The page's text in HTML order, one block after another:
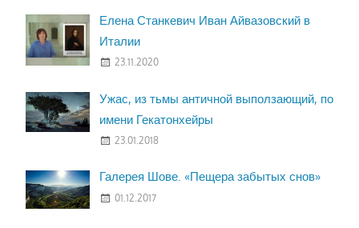
Елена Станкевич Иван Айвазовский в
Италии
23.11.2020
Ужас, из тьмы античной выползающий, по
имени Гекатонхейры
23.01.2018
Галерея Шове. «Пещера забытых снов»
01.12.2017